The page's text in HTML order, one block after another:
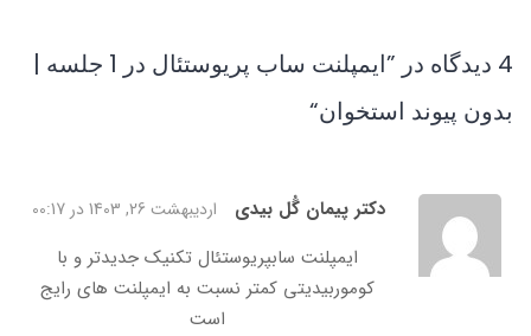
4 دیدگاه در ”
ایمپلنت ساب پریوستئال در 1 جلسه |
بدون پیوند استخوان“
دکتر پیمان گُل بیدی اردیبهشت 26, 1403 در 00:17
ایمپلنت سابپریوستئال تکنیک جدیدتر و با
کوموربیدیتی کمتر نسبت به ایمپلنت های رایج
است